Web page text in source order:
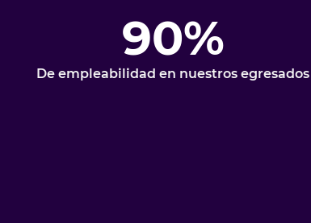
90%
De empleabilidad en nuestros egresados